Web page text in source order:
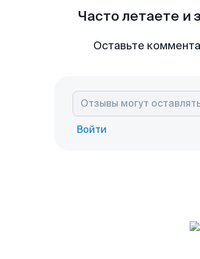
Часто летаете и
Оставьте
Войти